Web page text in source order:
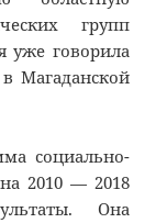
групп
уже говорила
Магаданской
социально-
2010 — 2018
Она